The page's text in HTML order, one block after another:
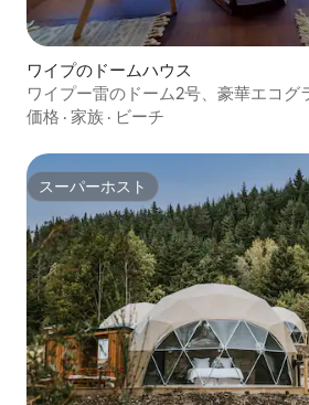
ワイプのドームハウス
ワイプー雷のドーム2号、豪華エコグ
価格 · 家族 · ビーチ
スーパーホスト
スーパーホスト